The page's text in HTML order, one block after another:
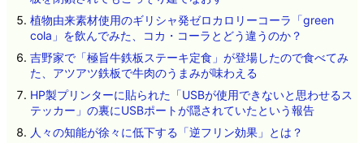
植物由来素材使用のギリシャ発ゼロカロリーコーラ「green
cola」を飲んでみた、コカ・コーラとどう違うのか？
吉野家で「極旨牛鉄板ステーキ定食」が登場したので食べてみ
た、アツアツ鉄板で牛肉のうまみが味わえる
HP製プリンターに貼られた「USBが使用できないと思わせるス
テッカー」の裏にUSBポートが隠されていたという報告
人々の知能が徐々に低下する「逆フリン効果」とは？